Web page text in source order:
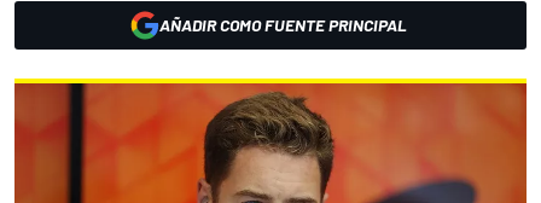
AÑADIR COMO FUENTE PRINCIPAL